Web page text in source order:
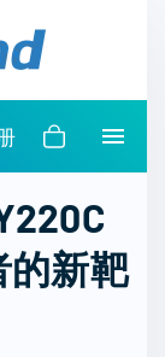
的新靶